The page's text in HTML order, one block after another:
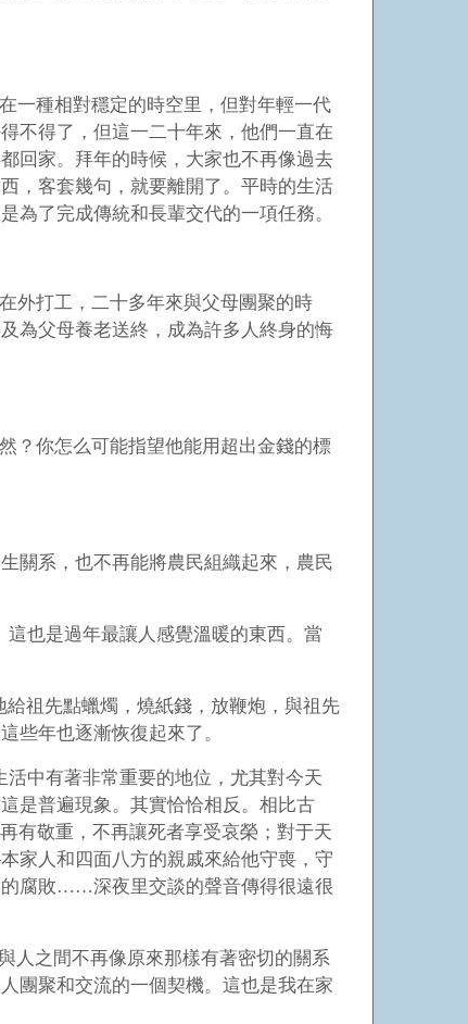
一種相對穩定的時空里，但對年輕一代
不得了，但這一二十年來，他們一直在
回家。拜年的時候，大家也不再像過去
，客套幾句，就要離開了。平時的生活
為了完成傳統和長輩交代的一項任務。
外打工，二十多年來與父母團聚的時
為父母養老送終，成為許多人終身的悔
？你怎么可能指望他能用超出金錢的標
關系，也不再能將農民組織起來，農民
這也是過年最讓人感覺溫暖的東西。當
祖先點蠟燭，燒紙錢，放鞭炮，與祖先
些年也逐漸恢復起來了。
活中有著非常重要的地位，尤其對今天
是普遍現象。其實恰恰相反。相比古
有敬重，不再讓死者享受哀榮；對于天
家人和四面八方的親戚來給他守喪，守
的腐敗……深夜里交談的聲音傳得很遠很
人之間不再像原來那樣有著密切的關系
團聚和交流的一個契機。這也是我在家